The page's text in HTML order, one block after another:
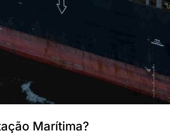
Marítima?